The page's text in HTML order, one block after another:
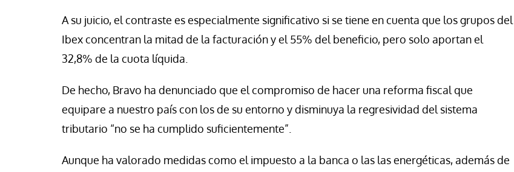
A su juicio, el contraste es especialmente significativo si se tiene en cuenta que los grupos del
Ibex concentran la mitad de la facturación y el 55% del beneficio, pero solo aportan el
32,8% de la cuota líquida.
De hecho, Bravo ha denunciado que el compromiso de hacer una reforma fiscal que
equipare a nuestro país con los de su entorno y disminuya la regresividad del sistema
tributario “no se ha cumplido suficientemente”.
Aunque ha valorado medidas como el impuesto a la banca o las las energéticas, además de